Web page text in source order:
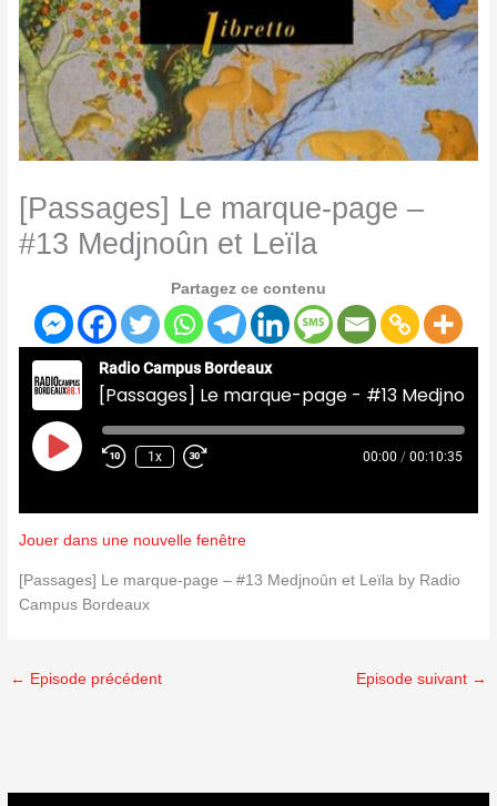
[Passages] Le marque-page –
#13 Medjnoûn et Leïla
Partagez ce contenu
Radio Campus Bordeaux
Play
Episode
1x 00:00 / 00:10:35
Jouer dans une nouvelle fenêtre
[Passages] Le marque-page – #13 Medjnoûn et Leïla by Radio
Campus Bordeaux
← Episode précédent Episode suivant →